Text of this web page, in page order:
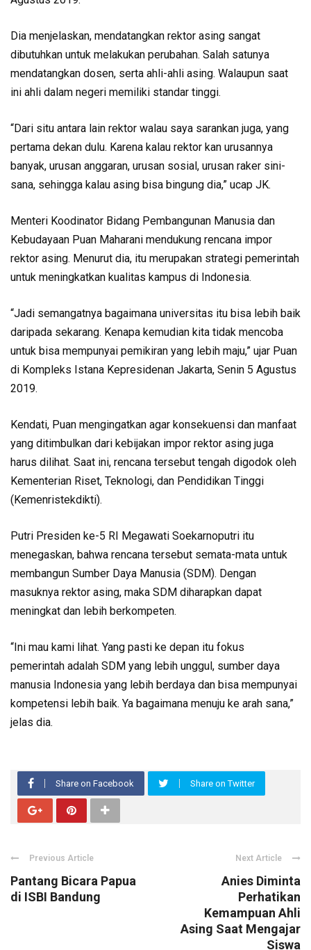
Dia menjelaskan, mendatangkan rektor asing sangat
dibutuhkan untuk melakukan perubahan. Salah satunya
mendatangkan dosen, serta ahli-ahli asing. Walaupun saat
ini ahli dalam negeri memiliki standar tinggi.
“Dari situ antara lain rektor walau saya sarankan juga, yang
pertama dekan dulu. Karena kalau rektor kan urusannya
banyak, urusan anggaran, urusan sosial, urusan raker sini-
sana, sehingga kalau asing bisa bingung dia,” ucap JK.
Menteri Koodinator Bidang Pembangunan Manusia dan
Kebudayaan Puan Maharani mendukung rencana impor
rektor asing. Menurut dia, itu merupakan strategi pemerintah
untuk meningkatkan kualitas kampus di Indonesia.
“Jadi semangatnya bagaimana universitas itu bisa lebih baik
daripada sekarang. Kenapa kemudian kita tidak mencoba
untuk bisa mempunyai pemikiran yang lebih maju,” ujar Puan
di Kompleks Istana Kepresidenan Jakarta, Senin 5 Agustus
2019.
Kendati, Puan mengingatkan agar konsekuensi dan manfaat
yang ditimbulkan dari kebijakan impor rektor asing juga
harus dilihat. Saat ini, rencana tersebut tengah digodok oleh
Kementerian Riset, Teknologi, dan Pendidikan Tinggi
(Kemenristekdikti).
Putri Presiden ke-5 RI Megawati Soekarnoputri itu
menegaskan, bahwa rencana tersebut semata-mata untuk
membangun Sumber Daya Manusia (SDM). Dengan
masuknya rektor asing, maka SDM diharapkan dapat
meningkat dan lebih berkompeten.
“Ini mau kami lihat. Yang pasti ke depan itu fokus
pemerintah adalah SDM yang lebih unggul, sumber daya
manusia Indonesia yang lebih berdaya dan bisa mempunyai
kompetensi lebih baik. Ya bagaimana menuju ke arah sana,”
jelas dia.
Share on Facebook Share on Twitter
Previous Article
Pantang Bicara Papua
di ISBI Bandung
Next Article
Anies Diminta
Perhatikan
Kemampuan Ahli
Asing Saat Mengajar
Siswa